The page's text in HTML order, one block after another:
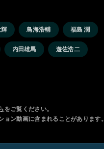
鳥海浩輔 福島 潤
内田雄馬 遊佐浩二
をご覧ください。
ン動画に含まれることがあります。